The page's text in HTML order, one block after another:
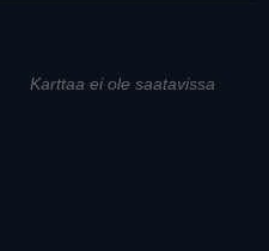
Karttaa ei ole saatavissa